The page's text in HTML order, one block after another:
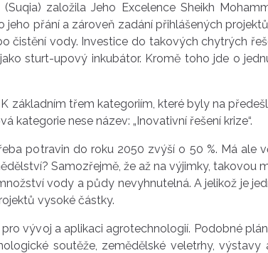
založila Jeho Excelence Sheikh
přání a zároveň zadání přihlášených
čistění vody. Investice do takových chytrých
sturt-upový inkubátor. Kromě toho jde o
základním třem kategoriím, které byly na
nese název: „Inovativní řešení krize“.
potravin do roku 2050 zvýší o 50 %. Má ale
Samozřejmě, že až na výjimky, takovou
vody a půdy nevyhnutelná. A jelikož je
vysoké částky.
vývoj a aplikaci agrotechnologií. Podobné
soutěže, zemědělské veletrhy, výstavy